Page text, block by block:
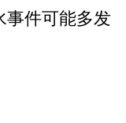
事件可能多发